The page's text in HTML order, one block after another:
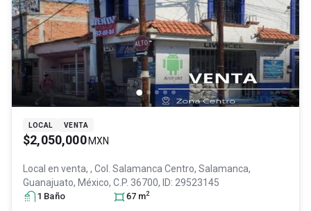
LOCAL VENTA
$2,050,000 MXN
Local en venta, , Col. Salamanca Centro, Salamanca,
Guanajuato, México, C.P. 36700, ID: 29523145
1 Baño 67 m2